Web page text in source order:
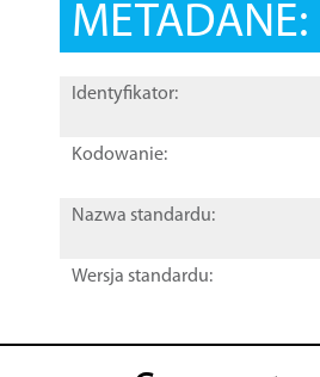
METADANE:
Identyfikator:
Kodowanie:
Nazwa standardu:
Wersja standardu: